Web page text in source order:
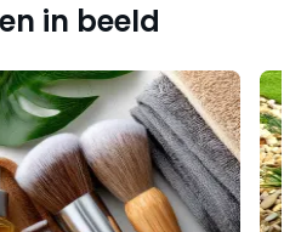
in beeld